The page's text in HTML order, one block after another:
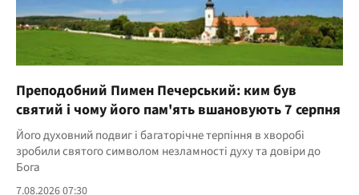
Преподобний Пимен Печерський: ким був
святий і чому його пам'ять вшановують 7 серпня
Його духовний подвиг і багаторічне терпіння в хворобі
зробили святого символом незламності духу та довіри до
Бога
7.08.2026 07:30